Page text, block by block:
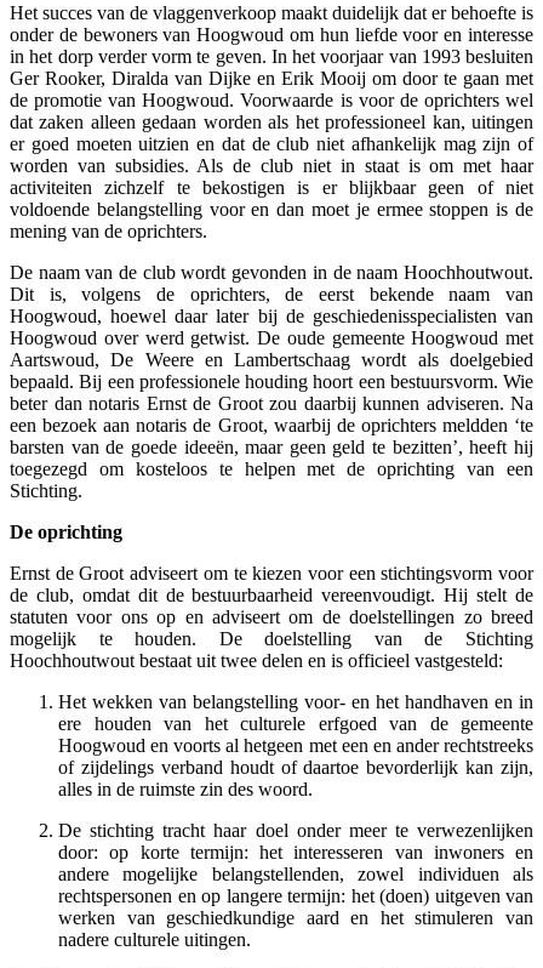
Het succes van de vlaggenverkoop maakt duidelijk dat er behoefte is
onder de bewoners van Hoogwoud om hun liefde voor en interesse
in het dorp verder vorm te geven. In het voorjaar van 1993 besluiten
Ger Rooker, Diralda van Dijke en Erik Mooij om door te gaan met
de promotie van Hoogwoud. Voorwaarde is voor de oprichters wel
dat zaken alleen gedaan worden als het professioneel kan, uitingen
er goed moeten uitzien en dat de club niet afhankelijk mag zijn of
worden van subsidies. Als de club niet in staat is om met haar
activiteiten zichzelf te bekostigen is er blijkbaar geen of niet
voldoende belangstelling voor en dan moet je ermee stoppen is de
mening van de oprichters.
De naam van de club wordt gevonden in de naam Hoochhoutwout.
Dit is, volgens de oprichters, de eerst bekende naam van
Hoogwoud, hoewel daar later bij de geschiedenisspecialisten van
Hoogwoud over werd getwist. De oude gemeente Hoogwoud met
Aartswoud, De Weere en Lambertschaag wordt als doelgebied
bepaald. Bij een professionele houding hoort een bestuursvorm. Wie
beter dan notaris Ernst de Groot zou daarbij kunnen adviseren. Na
een bezoek aan notaris de Groot, waarbij de oprichters meldden ‘te
barsten van de goede ideeën, maar geen geld te bezitten’, heeft hij
toegezegd om kosteloos te helpen met de oprichting van een
Stichting.
De oprichting
Ernst de Groot adviseert om te kiezen voor een stichtingsvorm voor
de club, omdat dit de bestuurbaarheid vereenvoudigt. Hij stelt de
statuten voor ons op en adviseert om de doelstellingen zo breed
mogelijk te houden. De doelstelling van de Stichting
Hoochhoutwout bestaat uit twee delen en is officieel vastgesteld:
Het wekken van belangstelling voor- en het handhaven en in
ere houden van het culturele erfgoed van de gemeente
Hoogwoud en voorts al hetgeen met een en ander rechtstreeks
of zijdelings verband houdt of daartoe bevorderlijk kan zijn,
alles in de ruimste zin des woord.
De stichting tracht haar doel onder meer te verwezenlijken
door: op korte termijn: het interesseren van inwoners en
andere mogelijke belangstellenden, zowel individuen als
rechtspersonen en op langere termijn: het (doen) uitgeven van
werken van geschiedkundige aard en het stimuleren van
nadere culturele uitingen.